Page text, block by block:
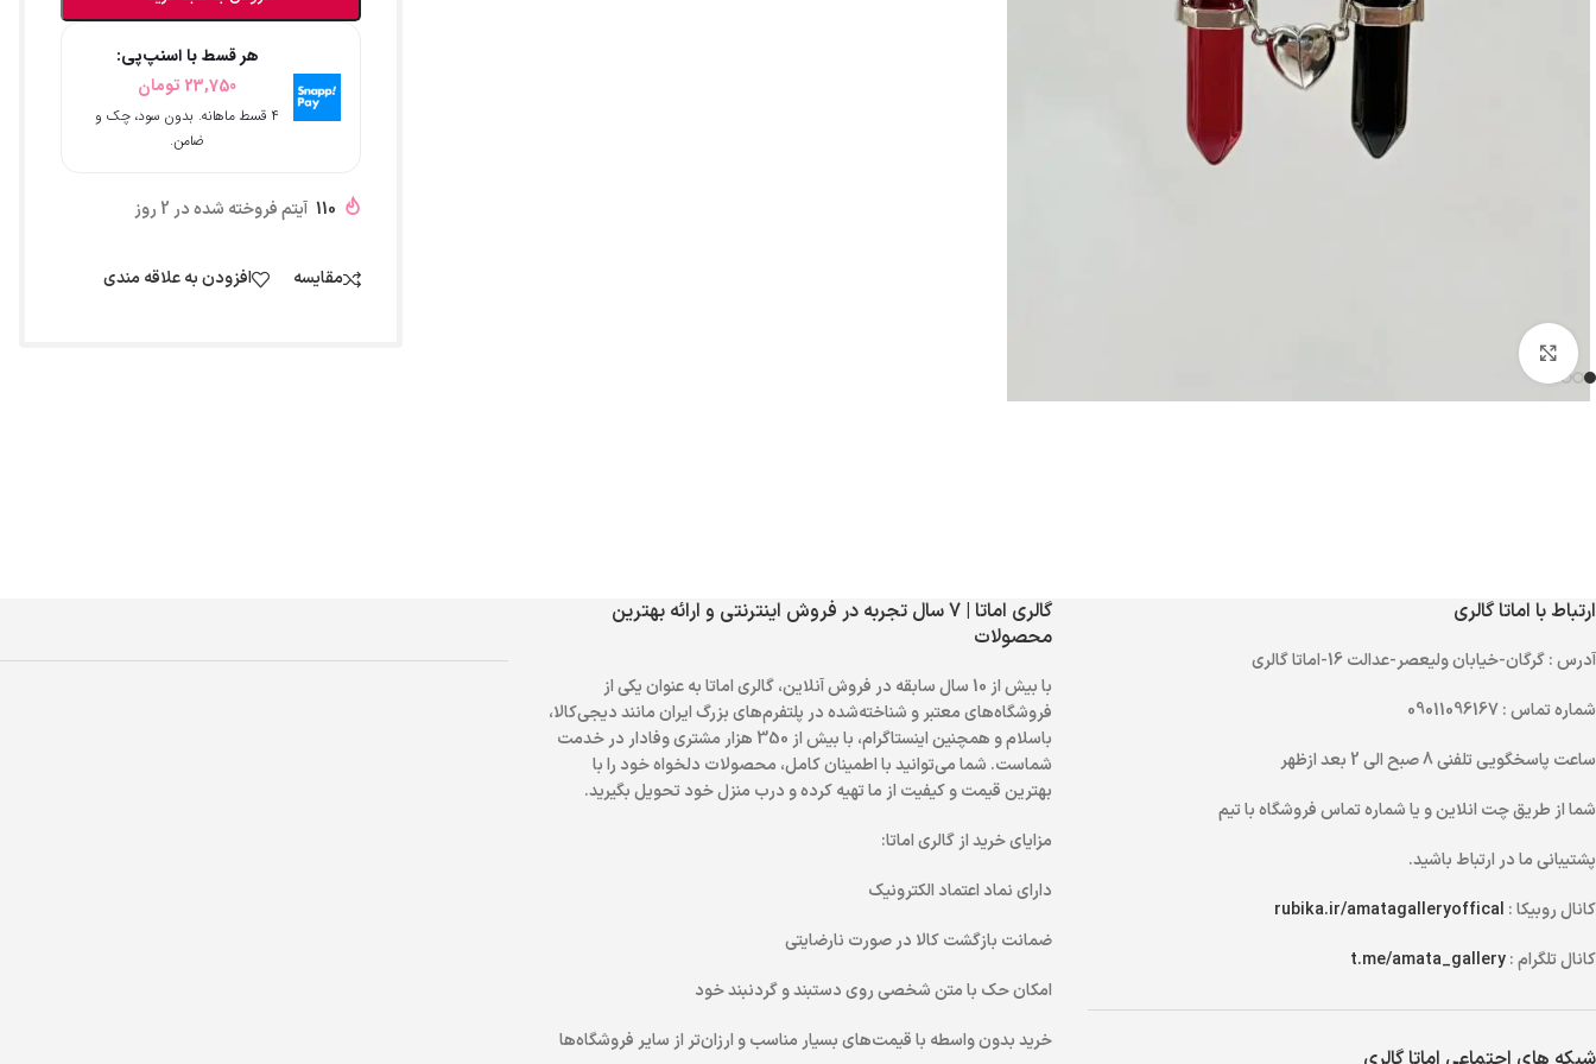
هر قسط با اسنپ‌پی:
23,750 تومان
۴ قسط ماهانه. بدون سود، چک و
ضامن.
110 آیتم فروخته شده در 2 روز
مقایسه افزودن به علاقه مندی
ارتباط با اماتا گالری
آدرس: گرگان-خیابان ولیعصر-عدالت 16-اماتا گالری
شماره تماس: 09011096167
ساعت پاسخگویی تلفنی
شما از طریقچت انلاینو یاشماره تماسفروشگاه با تیم
پشتیبانی ما در ارتباط باشید.
کانال روبیکا : rubika.ir/amatagalleryoffical
کانال تلگرام :t.me/amata_gallery
گالری اماتا | 7 سال تجربه در فروش اینترنتی و ارائه بهترین
محصولات
با بیش از 10 سال سابقه در فروش آنلاین، گالری اماتا به عنوان یکی از
فروشگاه‌های معتبر و شناخته‌شده در پلتفرم‌های بزرگ ایران مانند دیجی‌کالا،
باسلام و همچنین اینستاگرام، با بیش از 350 هزار مشتری وفادار در خدمت
شماست. شما می‌توانید با اطمینان کامل، محصولات دلخواه خود را با
بهترین قیمت و کیفیت از ما تهیه کرده و درب منزل خود تحویل بگیرید.
مزایای خرید از گالری اماتا:
دارای نماد اعتماد الکترونیک
ضمانت بازگشت کالا در صورت نارضایتی
امکان حک با متن شخصی روی دستبند و گردنبند خود
خرید بدون واسطه با قیمت‌های بسیار مناسب و ارزان‌تر از سایر فروشگاه‌ها